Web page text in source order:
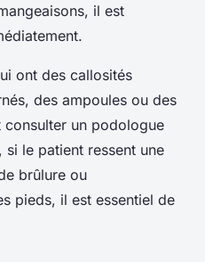
il est
ont des callosités
des ampoules ou des
consulter un podologue
le patient ressent une
brûlure ou
pieds, il est essentiel de